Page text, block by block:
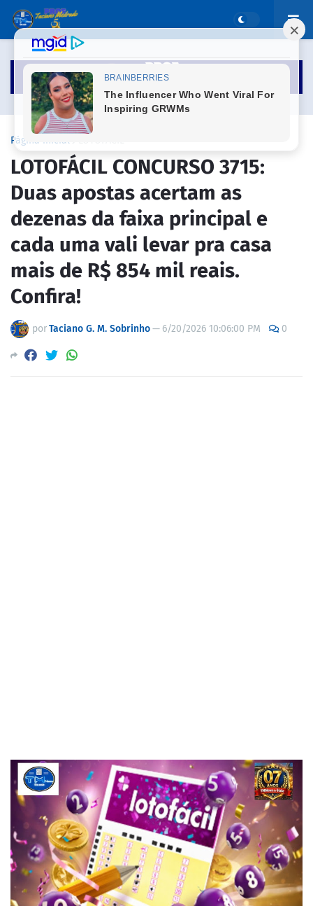
Página inicial
LOTOFÁCIL CONCURSO 3715:
Duas apostas acertam as
dezenas da faixa principal e
cada uma vali levar pra casa
mais de R$ 854 mil reais.
Confira!
porTaciano G. M. Sobrinho— 6/20/2026 10:06:00 PM 0